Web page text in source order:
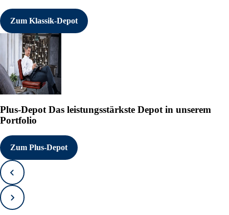
Zum Klassik-Depot
Plus-Depot Das leistungsstärkste Depot in unserem
Portfolio
Zum Plus-Depot
Zurück
Vorwärts